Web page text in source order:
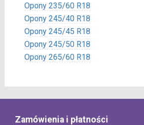
Opony 235/60 R18
Opony 245/40 R18
Opony 245/45 R18
Opony 245/50 R18
Opony 265/60 R18
Zamówienia i płatności